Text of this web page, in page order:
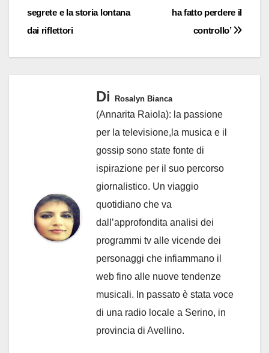
ha fatto perdere il
controllo’
segrete e la storia lontana
dai riflettori
Di Rosalyn Bianca
(Annarita Raiola): la passione
per la televisione,la musica e il
gossip sono state fonte di
ispirazione per il suo percorso
giornalistico. Un viaggio
quotidiano che va
dall’approfondita analisi dei
programmi tv alle vicende dei
personaggi che infiammano il
web fino alle nuove tendenze
musicali. In passato è stata voce
di una radio locale a Serino, in
provincia di Avellino.